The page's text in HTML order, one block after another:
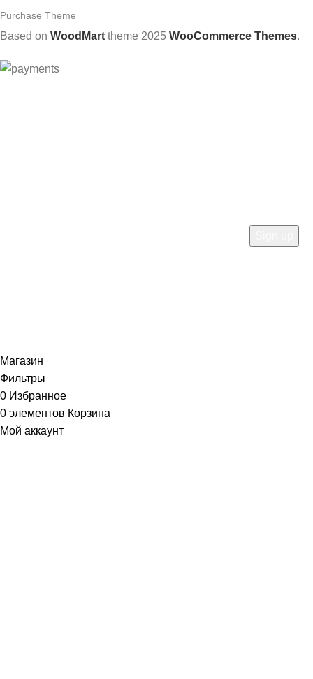
Purchase Theme
Based on WoodMart theme 2025 WooCommerce Themes.
Магазин
Фильтры
0 Избранное
0 элементов Корзина
Мой аккаунт